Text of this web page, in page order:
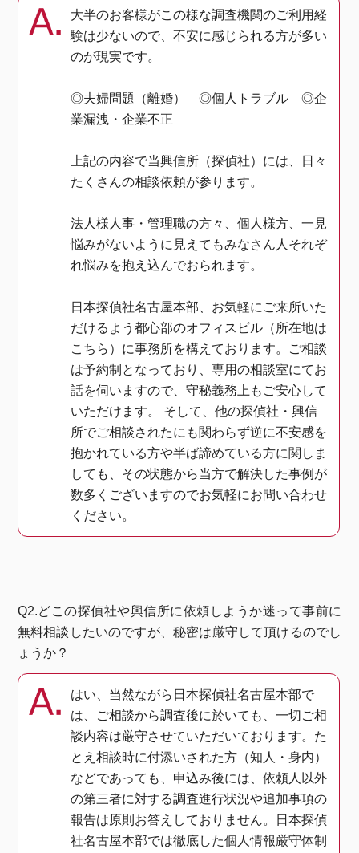
大半のお客様がこの様な調査機関のご利用経
験は少ないので、不安に感じられる方が多い
のが現実です。
◎夫婦問題（離婚） ◎個人トラブル ◎企
業漏洩・企業不正
上記の内容で当興信所（探偵社）には、日々
たくさんの相談依頼が参ります。
法人様人事・管理職の方々、個人様方、一見
悩みがないように見えてもみなさん人それぞ
れ悩みを抱え込んでおられます。
日本探偵社名古屋本部、お気軽にご来所いた
だけるよう都心部のオフィスビル（所在地は
こちら）に事務所を構えております。ご相談
は予約制となっており、専用の相談室にてお
話を伺いますので、守秘義務上もご安心して
いただけます。 そして、他の探偵社・興信
所でご相談されたにも関わらず逆に不安感を
抱かれている方や半ば諦めている方に関しま
しても、その状態から当方で解決した事例が
数多くございますのでお気軽にお問い合わせ
ください。
Q2.どこの探偵社や興信所に依頼しようか迷って事前に
無料相談したいのですが、秘密は厳守して頂けるのでし
ょうか？
はい、当然ながら日本探偵社名古屋本部で
は、ご相談から調査後に於いても、一切ご相
談内容は厳守させていただいております。た
とえ相談時に付添いされた方（知人・身内）
などであっても、申込み後には、依頼人以外
の第三者に対する調査進行状況や追加事項の
報告は原則お答えしておりません。日本探偵
社名古屋本部では徹底した個人情報厳守体制